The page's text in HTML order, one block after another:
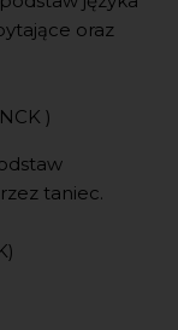
oraz
)
taniec.